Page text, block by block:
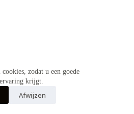
zodat u een goede
krijgt.
Afwijzen